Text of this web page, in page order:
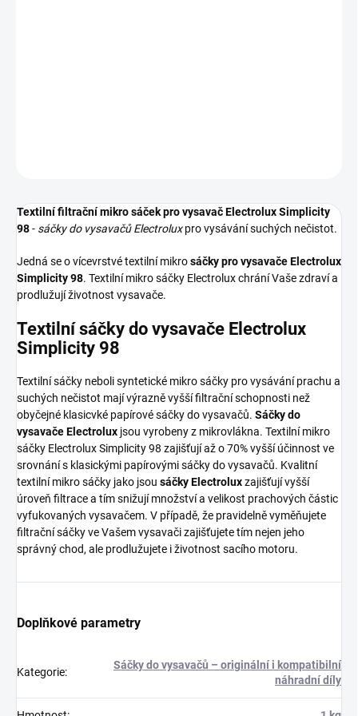
Textilní filtrační mikro sáček pro vysavač Electrolux Simplicity
98- sáčky do vysavačů Electroluxpro vysávání suchých nečistot.
Jedná se o vícevrstvé textilní mikrosáčky pro vysavače Electrolux
Simplicity 98. Textilní mikro sáčky Electrolux chrání Vaše zdraví a
prodlužují životnost vysavače.
Textilní sáčky do vysavače Electrolux
Simplicity 98
Textilní sáčky neboli syntetické mikro sáčky pro vysávání prachu a
suchých nečistot mají výrazně vyšší filtrační schopnosti než
obyčejné klasicvké papírové sáčky do vysavačů. Sáčky do
vysavače Electrolux jsou vyrobeny z mikrovlákna. Textilní mikro
sáčky Electrolux Simplicity 98 zajišťují až o 70% vyšší účinnost ve
srovnání s klasickými papírovými sáčky do vysavačů. Kvalitní
textilní mikro sáčky jako jsou sáčky Electroluxzajišťují vyšší
úroveň filtrace a tím snižují množství a velikost prachových částic
vyfukovaných vysavačem. V případě, že pravidelně vyměňujete
filtrační sáčky ve Vašem vysavači zajišťujete tím nejen jeho
správný chod, ale prodlužujete i životnost sacího motoru.
Doplňkové parametry
Kategorie:
Sáčky do vysavačů – originální i kompatibilní
náhradní díly